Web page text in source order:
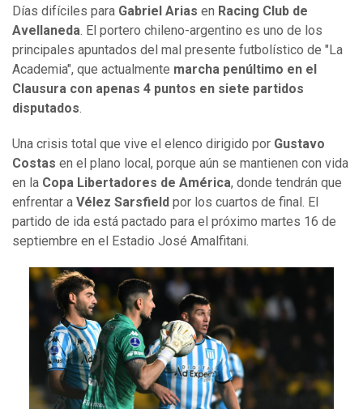
Días difíciles para Gabriel Arias en Racing Club de
Avellaneda. El portero chileno-argentino es uno de los
principales apuntados del mal presente futbolístico de "La
Academia", que actualmente marcha penúltimo en el
Clausura con apenas 4 puntos en siete partidos
disputados.
Una crisis total que vive el elenco dirigido por Gustavo
Costas en el plano local, porque aún se mantienen con vida
en la Copa Libertadores de América, donde tendrán que
enfrentar a Vélez Sarsfield por los cuartos de final. El
partido de ida está pactado para el próximo martes 16 de
septiembre en el Estadio José Amalfitani.